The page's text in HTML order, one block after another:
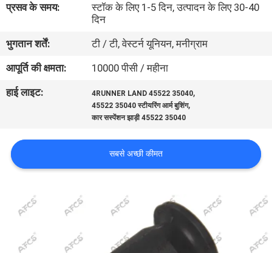
नियंत्रण
हमसे
समाचार
उद्धरण
प्रसव के समय:
स्टॉक के लिए 1-5 दिन, उत्पादन के लिए 30-40
दिन
भुगतान शर्तें:
टी / टी, वेस्टर्न यूनियन, मनीग्राम
आपूर्ति की क्षमता:
10000 पीसी / महीना
हाई लाइट:
4RUNNER LAND 45522 35040,
45522 35040 स्टीयरिंग आर्म बुशिंग,
कार सस्पेंशन झाड़ी 45522 35040
सबसे अच्छी कीमत